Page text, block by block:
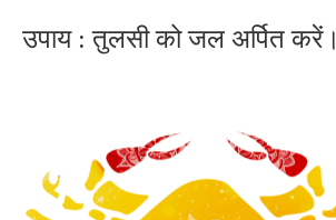
उपाय : तुलसी को जल अर्पित करें।